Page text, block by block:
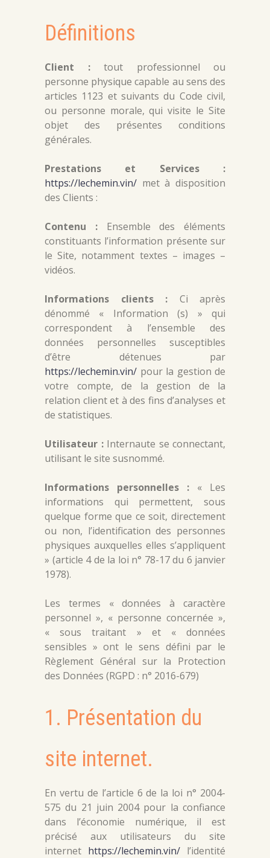
Définitions
Client :tout professionnel ou
personne physique capable au sens des
articles 1123 et suivants du Code civil,
ou personne morale, qui visite le Site
objet des présentes conditions
générales.
Prestations et Services :
https://lechemin.vin/ met à disposition
des Clients :
Contenu :Ensemble des éléments
constituants l’information présente sur
le Site, notamment textes – images –
vidéos.
Informations clients : Ci après
dénommé « Information (s) » qui
correspondent à l’ensemble des
données personnelles susceptibles
d’être détenues par
https://lechemin.vin/ pour la gestion de
votre compte, de la gestion de la
relation client et à des fins d’analyses et
de statistiques.
Utilisateur :Internaute se connectant,
utilisant le site susnommé.
Informations personnelles : « Les
informations qui permettent, sous
quelque forme que ce soit, directement
ou non, l’identification des personnes
physiques auxquelles elles s’appliquent
» (article 4 de la loi n° 78-17 du 6 janvier
1978).
Les termes « données à caractère
personnel », « personne concernée »,
« sous traitant » et « données
sensibles » ont le sens défini par le
Règlement Général sur la Protection
des Données (RGPD : n° 2016-679)
1. Présentation du
site internet.
En vertu de l’article 6 de la loi n° 2004-
575 du 21 juin 2004 pour la confiance
dans l’économie numérique, il est
précisé aux utilisateurs du site
internet https://lechemin.vin/ l’identité